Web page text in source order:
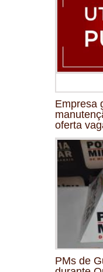
Empresa
oferta
PMs de